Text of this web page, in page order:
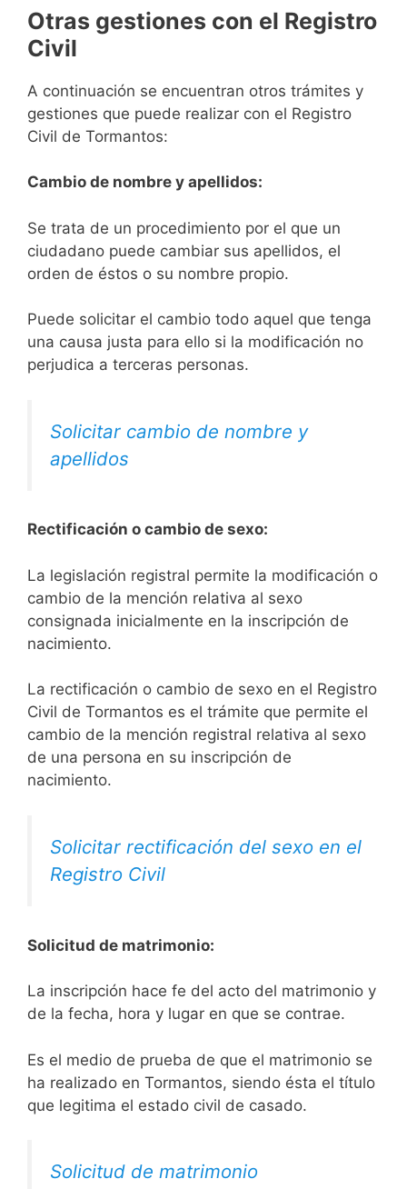
Otras gestiones con el Registro
Civil
A continuación se encuentran otros trámites y
gestiones que puede realizar con el Registro
Civil de Tormantos:
Cambio de nombre y apellidos:
Se trata de un procedimiento por el que un
ciudadano puede cambiar sus apellidos, el
orden de éstos o su nombre propio.
Puede solicitar el cambio todo aquel que tenga
una causa justa para ello si la modificación no
perjudica a terceras personas.
Solicitar cambio de nombre y
apellidos
Rectificación o cambio de sexo:
La legislación registral permite la modificación o
cambio de la mención relativa al sexo
consignada inicialmente en la inscripción de
nacimiento.
La rectificación o cambio de sexo en el Registro
Civil de Tormantos es el trámite que permite el
cambio de la mención registral relativa al sexo
de una persona en su inscripción de
nacimiento.
Solicitar rectificación del sexo en el
Registro Civil
Solicitud de matrimonio:
La inscripción hace fe del acto del matrimonio y
de la fecha, hora y lugar en que se contrae.
Es el medio de prueba de que el matrimonio se
ha realizado en Tormantos, siendo ésta el título
que legitima el estado civil de casado.
Solicitud de matrimonio